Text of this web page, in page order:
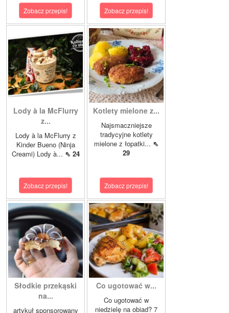
Zobacz przepis! Zobacz przepis!
Lody à la McFlurry
z...
Lody à la McFlurry z
Kinder Bueno (Ninja
Creami) Lody à... ⇖ 24
Zobacz przepis!
Kotlety mielone z...
Najsmaczniejsze
tradycyjne kotlety
mielone z łopatki... ⇖
29
Zobacz przepis!
Słodkie przekąski
na...
artykuł sponsorowany
Co ugotować w...
Co ugotować w
niedzielę na obiad? 7